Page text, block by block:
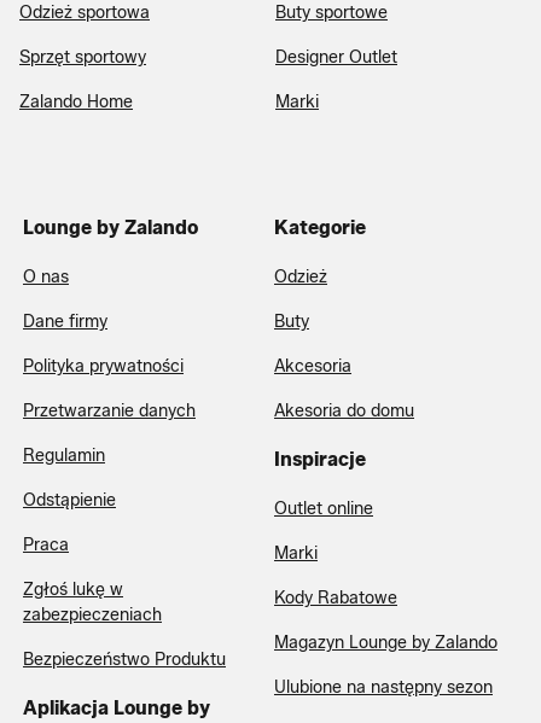
Odzież sportowa Buty sportowe
Sprzęt sportowy Designer Outlet
Zalando Home Marki
Lounge by Zalando
O nas
Dane firmy
Polityka prywatności
Przetwarzanie danych
Regulamin
Odstąpienie
Praca
Zgłoś lukę w
zabezpieczeniach
Bezpieczeństwo Produktu
Aplikacja Lounge by
Kategorie
Odzież
Buty
Akcesoria
Akesoria do domu
Inspiracje
Outlet online
Marki
Kody Rabatowe
Magazyn Lounge by Zalando
Ulubione na następny sezon